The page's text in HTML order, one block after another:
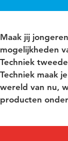
Maak jij
mogelijkheden
Techniek
Techniek maak
wereld van nu,
producten